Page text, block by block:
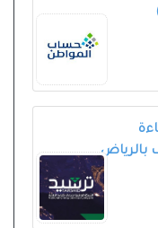
بالرياض